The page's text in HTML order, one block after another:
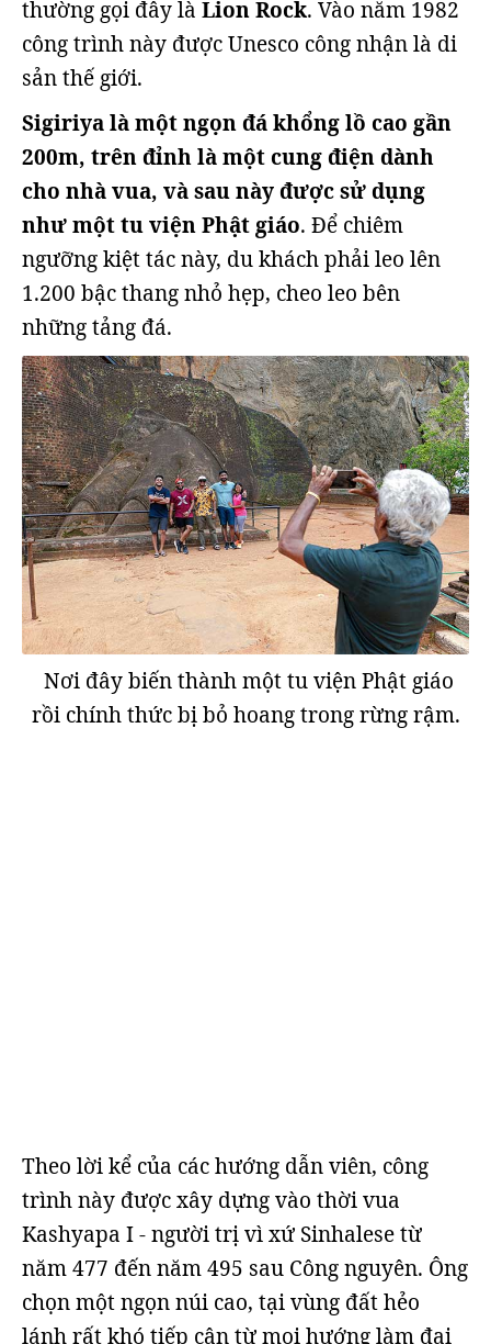
thường gọi đây là Lion Rock. Vào năm 1982
công trình này được Unesco công nhận là di
sản thế giới.
Sigiriya là một ngọn đá khổng lồ cao gần
200m, trên đỉnh là một cung điện dành
cho nhà vua, và sau này được sử dụng
như một tu viện Phật giáo. Để chiêm
ngưỡng kiệt tác này, du khách phải leo lên
1.200 bậc thang nhỏ hẹp, cheo leo bên
những tảng đá.
Nơi đây biến thành một tu viện Phật giáo
rồi chính thức bị bỏ hoang trong rừng rậm.
Theo lời kể của các hướng dẫn viên, công
trình này được xây dựng vào thời vua
Kashyapa I - người trị vì xứ Sinhalese từ
năm 477 đến năm 495 sau Công nguyên. Ông
chọn một ngọn núi cao, tại vùng đất hẻo
lánh rất khó tiếp cận từ mọi hướng làm đại